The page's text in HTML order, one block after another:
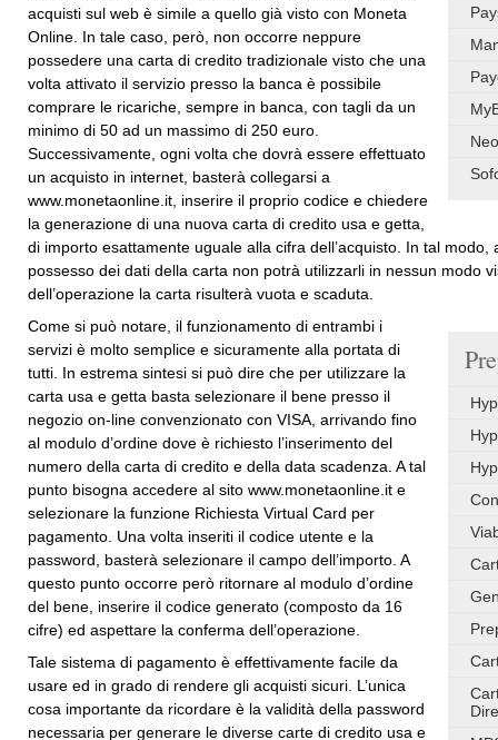
acquisti sul web è simile a quello già visto con Moneta
Online. In tale caso, però, non occorre neppure
possedere una carta di credito tradizionale visto che una
volta attivato il servizio presso la banca è possibile
comprare le ricariche, sempre in banca, con tagli da un
minimo di 50 ad un massimo di 250 euro.
Successivamente, ogni volta che dovrà essere effettuato
un acquisto in internet, basterà collegarsi a
www.monetaonline.it, inserire il proprio codice e chiedere
la generazione di una nuova carta di credito usa e getta,
di importo esattamente uguale alla cifra dell’acquisto. In tal
possesso dei dati della carta non potrà utilizzarli in nessun modo
dell’operazione la carta risulterà vuota e scaduta.
Come si può notare, il funzionamento di entrambi i
servizi è molto semplice e sicuramente alla portata di
tutti. In estrema sintesi si può dire che per utilizzare la
carta usa e getta basta selezionare il bene presso il
negozio on-line convenzionato con VISA, arrivando fino
al modulo d’ordine dove è richiesto l’inserimento del
numero della carta di credito e della data scadenza. A tal
punto bisogna accedere al sito www.monetaonline.it e
selezionare la funzione Richiesta Virtual Card per
pagamento. Una volta inseriti il codice utente e la
password, basterà selezionare il campo dell’importo. A
questo punto occorre però ritornare al modulo d’ordine
del bene, inserire il codice generato (composto da 16
cifre) ed aspettare la conferma dell’operazione.
Tale sistema di pagamento è effettivamente facile da
usare ed in grado di rendere gli acquisti sicuri. L’unica
cosa importante da ricordare è la validità della password
necessaria per generare le diverse carte di credito usa e